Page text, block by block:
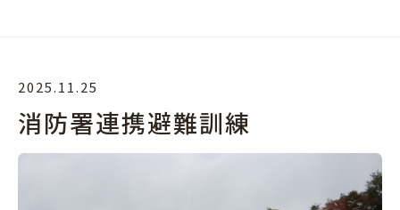
2025.11.25
消防署連携避難訓練